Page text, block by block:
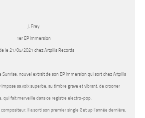
J. Frey
1er EP Immersion
le 21/05/2021 chez Artpills Records
Sunrise, nouvel extrait de son EP Immersion qui sort chez Artpills
impose sa voix superbe, au timbre grave et vibrant, de crooner
qui fait merveille dans ce registre electro-pop.
Il a sorti son premier single Get up l’année dernière,